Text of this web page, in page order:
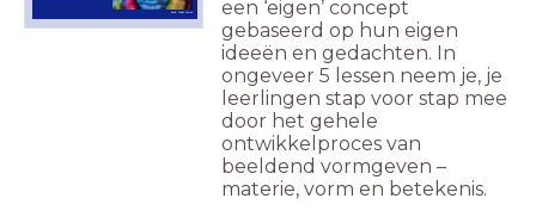
Beeld: Publiek Domein
een ‘eigen’ concept
gebaseerd op hun eigen
ideeën en gedachten. In
ongeveer 5 lessen neem je, je
leerlingen stap voor stap mee
door het gehele
ontwikkelproces van
beeldend vormgeven –
materie, vorm en betekenis.